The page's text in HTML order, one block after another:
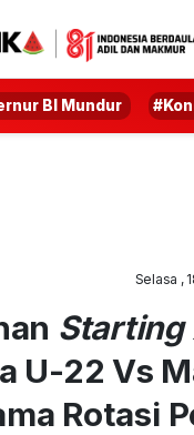
BI Mundur
Selasa ,
Starting
U-22 Vs
Rotasi